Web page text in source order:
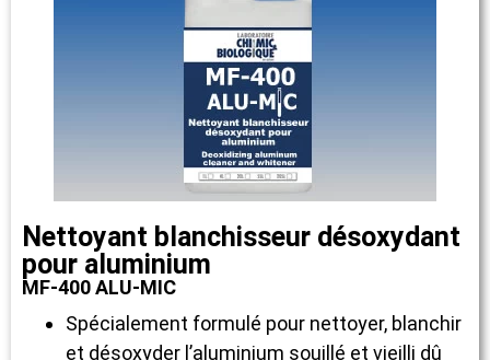
Nettoyant blanchisseur désoxydant
pour aluminium
MF-400 ALU-MIC
Spécialement formulé pour nettoyer, blanchir
et désoxyder l’aluminium souillé et vieilli dû